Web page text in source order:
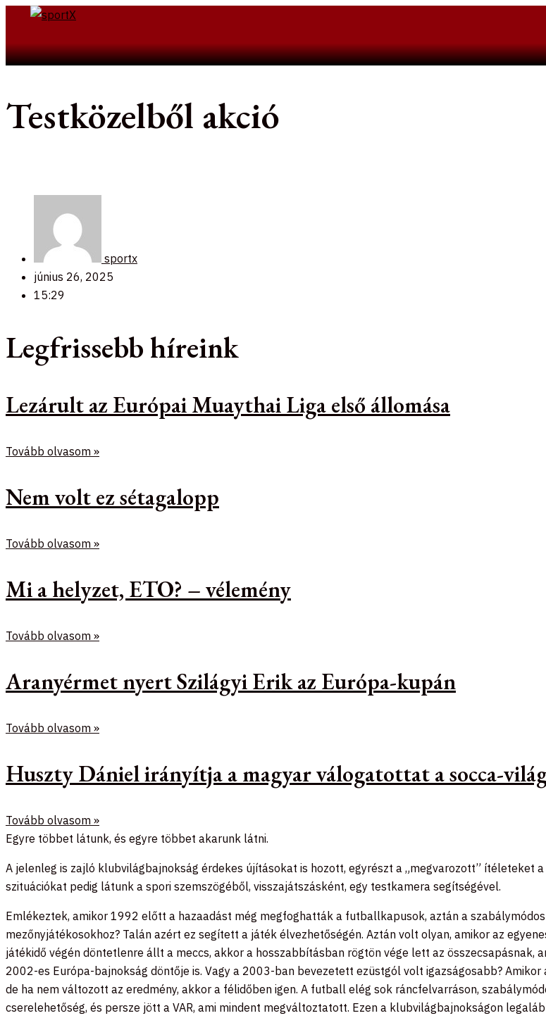
Skip
contentSearch
Testközelből akció
sportx
június 26, 2025
15:29
Legfrissebb híreink
Lezárult az Európai Muaythai Liga első állomása
Tovább olvasom »
Nem volt ez sétagalopp
Tovább olvasom »
Mi a helyzet, ETO? – vélemény
Tovább olvasom »
Aranyérmet nyert Szilágyi Erik az Európa-kupán
Tovább olvasom »
Huszty Dániel irányítja a magyar válogatottat a socca-
Tovább olvasom »
Egyre többet látunk, és egyre többet akarunk látni.
A jelenleg is zajló klubvilágbajnokság érdekes újításokat is hozott, egyrészt a „megvarozott” ítéleteket
szituációkat pedig látunk a spori szemszögéből, visszajátszásként, egy testkamera segítségével.
Emlékeztek, amikor 1992 előtt a hazaadást még megfoghatták a futballkapusok, aztán a
mezőnyjátékosokhoz? Talán azért ez segített a játék élvezhetőségén. Aztán volt olyan, amikor az
játékidő végén döntetlenre állt a meccs, akkor a hosszabbításban rögtön vége lett az
2002-es Európa-bajnokság döntője is. Vagy a 2003-ban bevezetett ezüstgól volt igazságosabb?
de ha nem változott az eredmény, akkor a félidőben igen. A futball elég sok ráncfelvarráson,
cserelehetőség, és persze jött a VAR, ami mindent megváltoztatott. Ezen a klubvilágbajnokságon